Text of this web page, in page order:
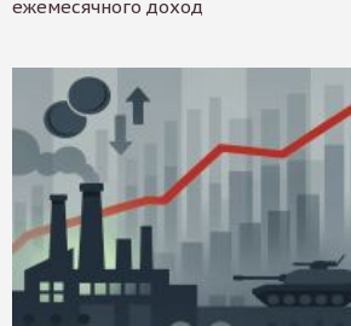
ежемесячного доход